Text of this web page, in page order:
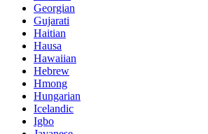
Georgian
Gujarati
Haitian
Hausa
Hawaiian
Hebrew
Hmong
Hungarian
Icelandic
Igbo